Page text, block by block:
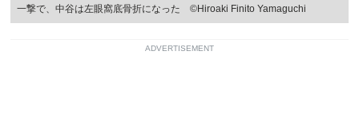
一撃で、中谷は左眼窩底骨折になった ©Hiroaki Finito Yamaguchi
ADVERTISEMENT